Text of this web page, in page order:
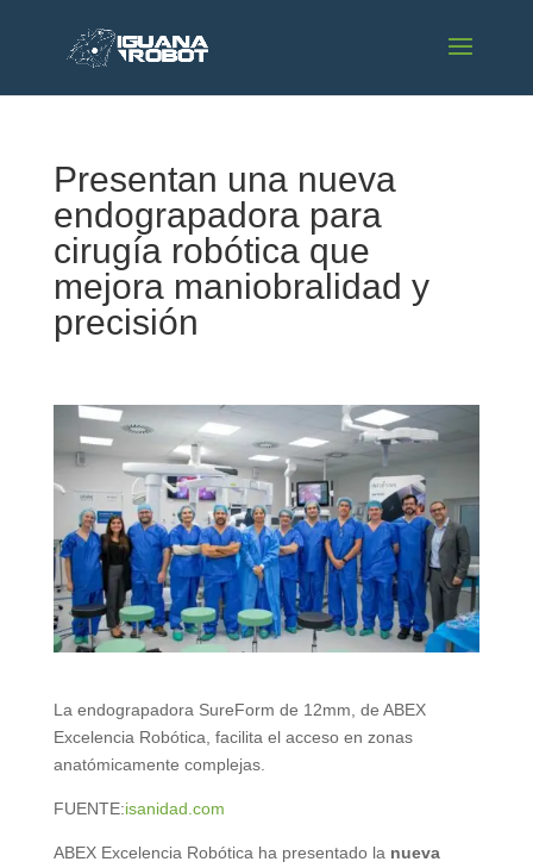
Presentan una nueva
endograpadora para
cirugía robótica que
mejora maniobralidad y
precisión
La endograpadora SureForm de 12mm, de ABEX
Excelencia Robótica, facilita el acceso en zonas
anatómicamente complejas.
FUENTE:isanidad.com
ABEX Excelencia Robótica ha presentado la nueva